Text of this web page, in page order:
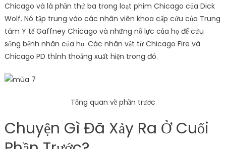
Chicago và là phần thứ ba trong loạt phim Chicago của Dick
Wolf. Nó tập trung vào các nhân viên khoa cấp cứu của Trung
tâm Y tế Gaffney Chicago và những nỗ lực của họ để cứu
sống bệnh nhân của họ. Các nhân vật từ Chicago Fire và
Chicago PD thỉnh thoảng xuất hiện trong đó.
Tổng quan về phần trước
Chuyện Gì Đã Xảy Ra Ở Cuối